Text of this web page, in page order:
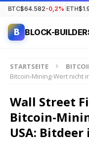
BTC$64.582-0,2% ETH
B BLOCK-
STARTSEITE
Bitcoin-Mining-Wert nicht
Wall Street
Bitcoin-
USA: Bitdeer